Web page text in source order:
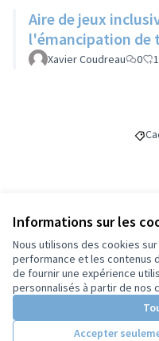
Informations sur les
Nous utilisons des cookies
performance et les contenus
de fournir une expérience
personnalisés à partir de nos
Accepter
Aire de jeux
l'émancipation de
Xavier Coudreau 0 1
Budget